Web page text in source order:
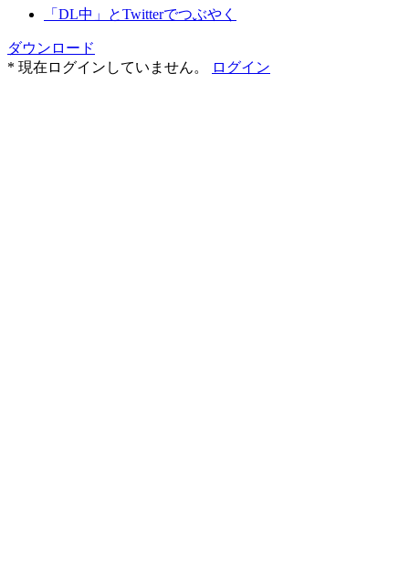
「DL中」とTwitterでつぶやく
ダウンロード
* 現在ログインしていません。
ログイン